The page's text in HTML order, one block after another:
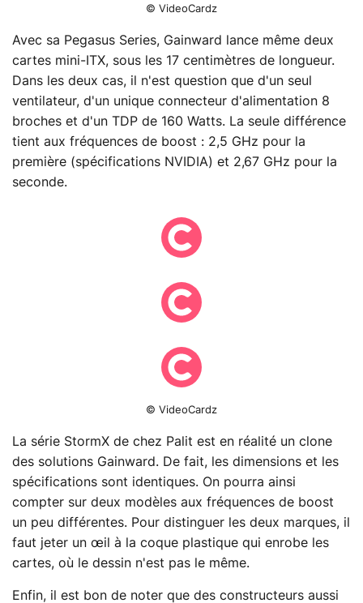
© VideoCardz
Avec sa Pegasus Series, Gainward lance même deux
cartes mini-ITX, sous les 17 centimètres de longueur.
Dans les deux cas, il n'est question que d'un seul
ventilateur, d'un unique connecteur d'alimentation 8
broches et d'un TDP de 160 Watts. La seule différence
tient aux fréquences de boost : 2,5 GHz pour la
première (spécifications NVIDIA) et 2,67 GHz pour la
seconde.
© VideoCardz
La série StormX de chez Palit est en réalité un clone
des solutions Gainward. De fait, les dimensions et les
spécifications sont identiques. On pourra ainsi
compter sur deux modèles aux fréquences de boost
un peu différentes. Pour distinguer les deux marques, il
faut jeter un œil à la coque plastique qui enrobe les
cartes, où le dessin n'est pas le même.
Enfin, il est bon de noter que des constructeurs aussi